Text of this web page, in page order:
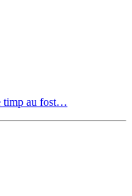
timp au fost…